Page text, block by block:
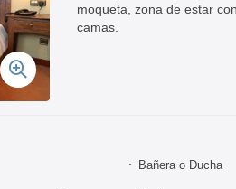
moqueta, zona de estar
camas.
Bañera o Ducha